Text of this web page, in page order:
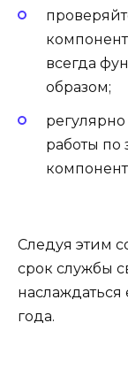
всегда
образом;
работы по
Следуя этим
срок службы
года.